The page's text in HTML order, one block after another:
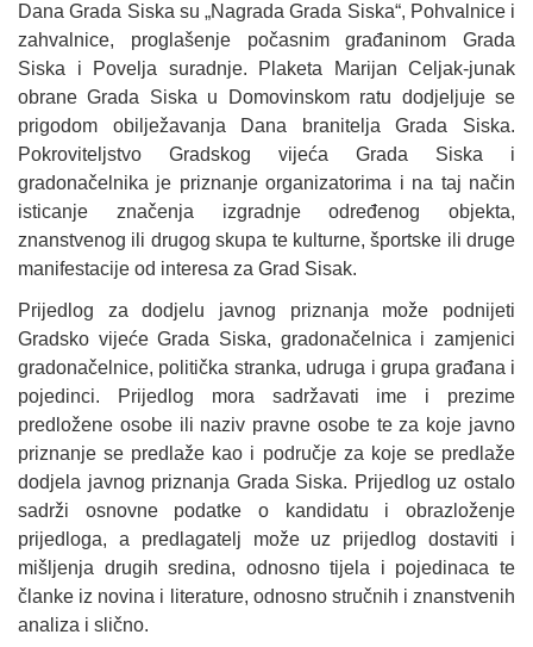
Dana Grada Siska su „Nagrada Grada Siska“, Pohvalnice i
zahvalnice, proglašenje počasnim građaninom Grada
Siska i Povelja suradnje. Plaketa Marijan Celjak-junak
obrane Grada Siska u Domovinskom ratu dodjeljuje se
prigodom obilježavanja Dana branitelja Grada Siska.
Pokroviteljstvo Gradskog vijeća Grada Siska i
gradonačelnika je priznanje organizatorima i na taj način
isticanje značenja izgradnje određenog objekta,
znanstvenog ili drugog skupa te kulturne, športske ili druge
manifestacije od interesa za Grad Sisak.
Prijedlog za dodjelu javnog priznanja može podnijeti
Gradsko vijeće Grada Siska, gradonačelnica i zamjenici
gradonačelnice, politička stranka, udruga i grupa građana i
pojedinci. Prijedlog mora sadržavati ime i prezime
predložene osobe ili naziv pravne osobe te za koje javno
priznanje se predlaže kao i područje za koje se predlaže
dodjela javnog priznanja Grada Siska. Prijedlog uz ostalo
sadrži osnovne podatke o kandidatu i obrazloženje
prijedloga, a predlagatelj može uz prijedlog dostaviti i
mišljenja drugih sredina, odnosno tijela i pojedinaca te
članke iz novina i literature, odnosno stručnih i znanstvenih
analiza i slično.